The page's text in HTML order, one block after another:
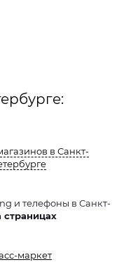
в Санкт-
и телефоны в Санкт-
страницах
маркет